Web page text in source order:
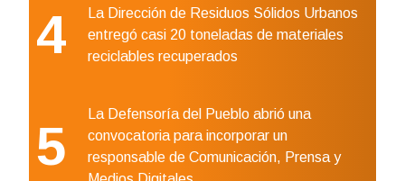
4
La Dirección de Residuos Sólidos Urbanos
entregó casi 20 toneladas de materiales
reciclables recuperados
5
La Defensoría del Pueblo abrió una
convocatoria para incorporar un
responsable de Comunicación, Prensa y